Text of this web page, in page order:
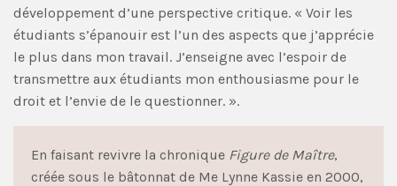
développement d’une perspective critique. « Voir les
étudiants s’épanouir est l’un des aspects que j’apprécie
le plus dans mon travail. J’enseigne avec l’espoir de
transmettre aux étudiants mon enthousiasme pour le
droit et l’envie de le questionner. ».
En faisant revivre la chronique Figure de Maître,
créée sous le bâtonnat de Me Lynne Kassie en 2000,